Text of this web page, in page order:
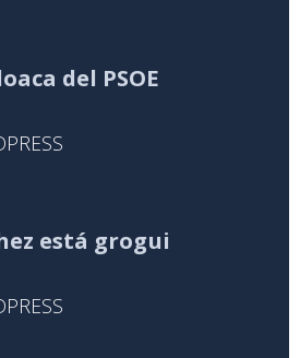
del PSOE
está grogui